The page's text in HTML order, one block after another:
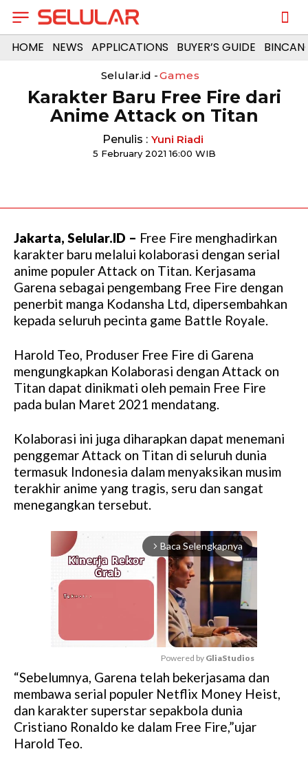
HOME NEWS APPLICATIONS BUYER’S GUIDE
Selular.id -Games
Karakter Baru Free Fire dari
Anime Attack on Titan
Penulis : Yuni Riadi
5 February 2021 16:00 WIB
Jakarta, Selular.ID – Free Fire menghadirkan
karakter baru melalui kolaborasi dengan serial
anime populer Attack on Titan. Kerjasama
Garena sebagai pengembang Free Fire dengan
penerbit manga Kodansha Ltd, dipersembahkan
kepada seluruh pecinta game Battle Royale.
Harold Teo, Produser Free Fire di Garena
mengungkapkan Kolaborasi dengan Attack on
Titan dapat dinikmati oleh pemain Free Fire
pada bulan Maret 2021 mendatang.
Kolaborasi ini juga diharapkan dapat menemani
penggemar Attack on Titan di seluruh dunia
termasuk Indonesia dalam menyaksikan musim
terakhir anime yang tragis, seru dan sangat
menegangkan tersebut.
arrow_forward_ios Baca Selengkapnya
M
u
t
e
Powered by GliaStudios
“Sebelumnya, Garena telah bekerjasama dan
membawa serial populer Netflix Money Heist,
dan karakter superstar sepakbola dunia
Cristiano Ronaldo ke dalam Free Fire,”ujar
Harold Teo.